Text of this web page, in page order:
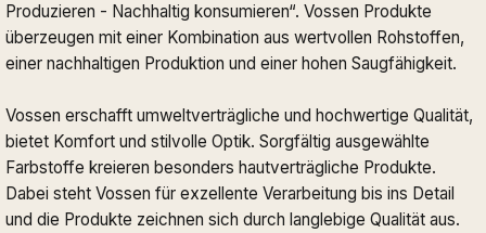
Produzieren - Nachhaltig konsumieren“. Vossen Produkte
überzeugen mit einer Kombination aus wertvollen Rohstoffen,
einer nachhaltigen Produktion und einer hohen Saugfähigkeit.
Vossen erschafft umweltverträgliche und hochwertige Qualität,
bietet Komfort und stilvolle Optik. Sorgfältig ausgewählte
Farbstoffe kreieren besonders hautverträgliche Produkte.
Dabei steht Vossen für exzellente Verarbeitung bis ins Detail
und die Produkte zeichnen sich durch langlebige Qualität aus.